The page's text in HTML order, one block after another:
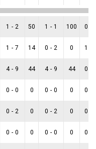
1 - 2 50 1 - 1 100 0
1 - 7 14 0 - 2 0 1
4 - 9 44 4 - 9 44 0
0 - 0 0 0 - 0 0 0
0 - 2 0 0 - 2 0 0
0 - 0 0 0 - 0 0 0